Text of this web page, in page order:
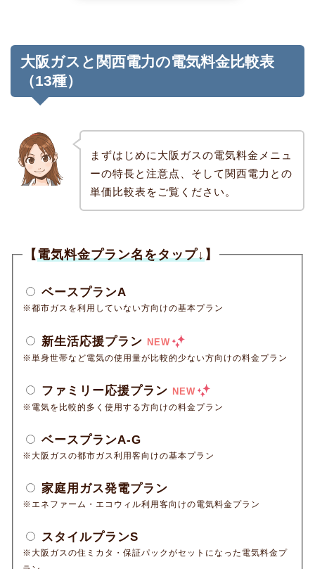
大阪ガスと関西電力の電気料金比較表
（13種）
まずはじめに大阪ガスの電気料金メニュ
ーの特長と注意点、そして関西電力との
単価比較表をご覧ください。
【電気料金プラン名をタップ↓】
ベースプランA
※都市ガスを利用していない方向けの基本プラン
新生活応援プラン NEW
※単身世帯など電気の使用量が比較的少ない方向けの料金プラン
ファミリー応援プラン NEW
※電気を比較的多く使用する方向けの料金プラン
ベースプランA-G
※大阪ガスの都市ガス利用客向けの基本プラン
家庭用ガス発電プラン
※エネファーム・エコウィル利用客向けの電気料金プラン
スタイルプランS
※大阪ガスの住ミカタ・保証パックがセットになった電気料金プ